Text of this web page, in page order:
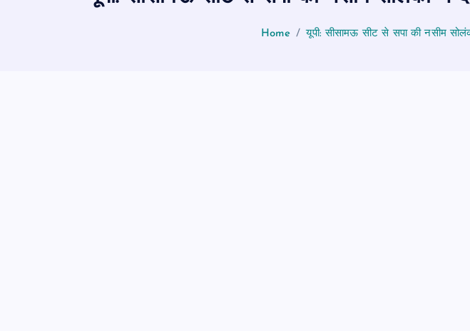
Home यूपी: सीसामऊ सीट से सपा की नसीम